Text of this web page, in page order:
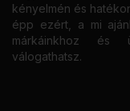
kényelmén és
épp ezért, a mi
márkáinkhoz és
válogathatsz.